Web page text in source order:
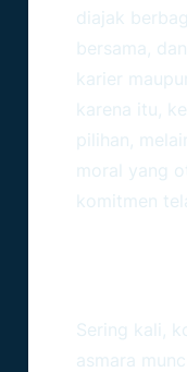
diajak
bersama,
karier
karena itu,
pilihan,
moral yang
komitmen
Sering kali,
asmara